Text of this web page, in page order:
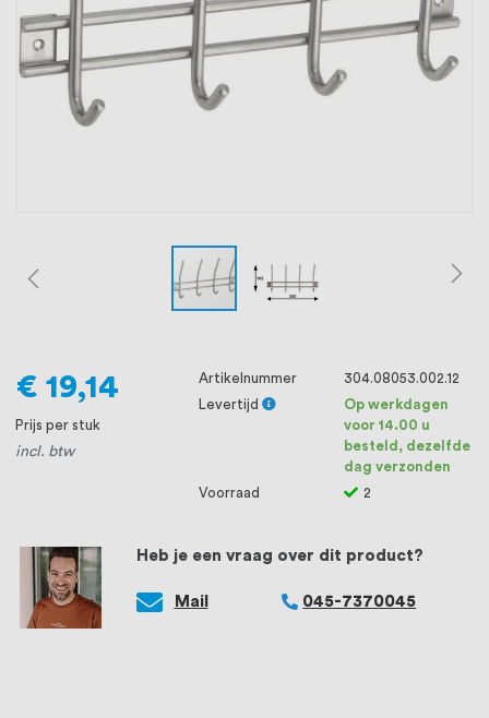
ons voorop, want we geloven dat een
goede relatie met onze klanten het
verschil maakt.
Heb je een vraag over dit product?
Mail 045-7370045
€ 19,14
Prijs per stuk
incl. btw
Artikelnummer
304.08053.002.12
Levertijd
Op werkdagen
voor 14.00 u
besteld, dezelfde
dag verzonden
Voorraad
2